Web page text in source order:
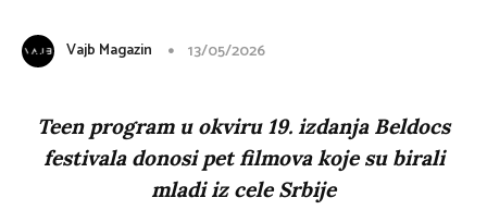
Vajb Magazin 13/05/2026
Teen program u okviru 19. izdanja Beldocs
festivala donosi pet filmova koje su birali
mladi iz cele Srbije